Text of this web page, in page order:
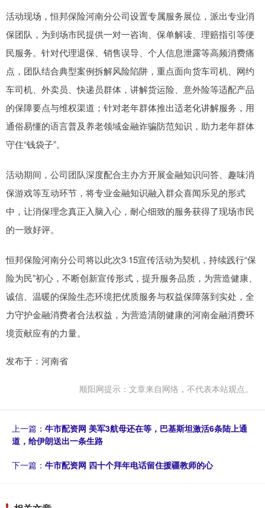
活动现场，恒邦保险河南分公司设置专属服务展位，派出专业消
保团队，为到场市民提供一对一咨询、保单解读、理赔指引等便
民服务。针对代理退保、销售误导、个人信息泄露等高频消费痛
点，团队结合典型案例拆解风险陷阱，重点面向货车司机、网约
车司机、外卖员、快递员群体，讲解货运险、意外险等适配产品
的保障要点与维权渠道；针对老年群体推出适老化讲解服务，用
通俗易懂的语言普及养老领域金融诈骗防范知识，助力老年群体
守住“钱袋子”。
活动期间，公司团队深度配合主办方开展金融知识问答、趣味消
保游戏等互动环节，将专业金融知识融入群众喜闻乐见的形式
中，让消保理念真正入脑入心，耐心细致的服务获得了现场市民
的一致好评。
恒邦保险河南分公司将以此次3·15宣传活动为契机，持续践行“保
险为民”初心，不断创新宣传形式，提升服务品质，为营造健康、
诚信、温暖的保险生态环境把优质服务与权益保障落到实处，全
力守护金融消费者合法权益，为营造清朗健康的河南金融消费环
境贡献应有的力量。
发布于：河南省
顺阳网提示：文章来自网络，不代表本站观点。
上一篇： 牛市配资网 美军3航母还在等，巴基斯坦激活6条陆上通
道，给伊朗送出一条生路
下一篇： 牛市配资网 四十个拜年电话留住援疆教师的心